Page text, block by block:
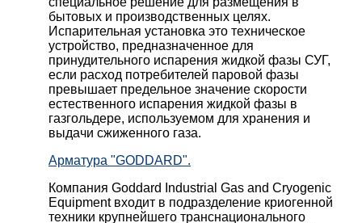
бытовых и производственных целях.
Испарительная установка это техническое
устройство, предназначенное для
принудительного испарения жидкой фазы СУГ,
если расход потребителей паровой фазы
превышает предельное значение скорости
естественного испарения жидкой фазы в
газгольдере, используемом для хранения и
выдачи сжиженного газа.
Арматура "GODDARD".
Компания Goddard Industrial Gas and Cryogenic
Equipment входит в подразделение криогенной
техники крупнейшего транснационального